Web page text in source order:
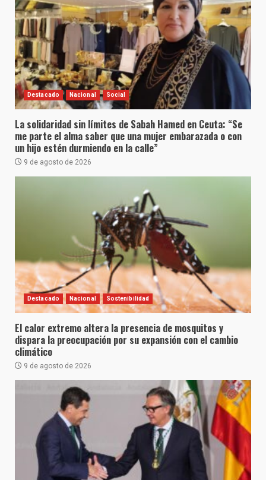
Destacado Nacional Social
La solidaridad sin límites de Sabah Hamed en Ceuta: “Se
me parte el alma saber que una mujer embarazada o con
un hijo estén durmiendo en la calle”
9 de agosto de 2026
Destacado Nacional Sostenibilidad
El calor extremo altera la presencia de mosquitos y
dispara la preocupación por su expansión con el cambio
climático
9 de agosto de 2026